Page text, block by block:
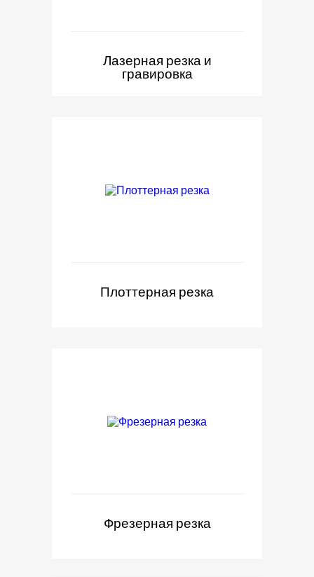
Лазерная резка и
гравировка
Плоттерная резка
Фрезерная резка